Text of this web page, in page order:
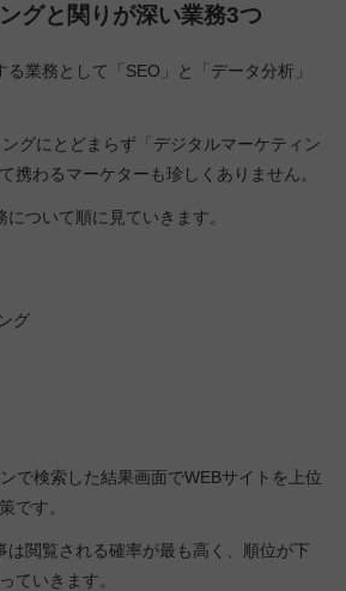
グと関りが深い業務3つ
る業務として「SEO」と「データ分析」
グにとどまらず「デジタルマーケティン
携わるマーケターも珍しくありません。
ついて順に見ていきます。
グ
で検索した結果画面でWEBサイトを上位
です。
は閲覧される確率が最も高く、順位が下
ていきます。